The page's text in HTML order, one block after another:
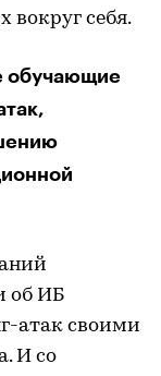
вокруг себя.
обучающие
об ИБ
атак своими
И со